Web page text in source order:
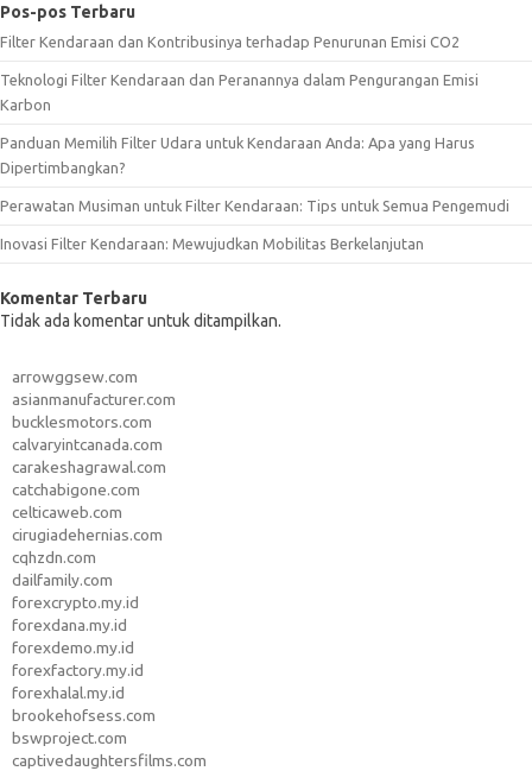
Pos-pos Terbaru
Filter Kendaraan dan Kontribusinya terhadap Penurunan Emisi CO2
Teknologi Filter Kendaraan dan Peranannya dalam Pengurangan Emisi
Karbon
Panduan Memilih Filter Udara untuk Kendaraan Anda: Apa yang Harus
Dipertimbangkan?
Perawatan Musiman untuk Filter Kendaraan: Tips untuk Semua Pengemudi
Inovasi Filter Kendaraan: Mewujudkan Mobilitas Berkelanjutan
Komentar Terbaru
Tidak ada komentar untuk ditampilkan.
arrowggsew.com
asianmanufacturer.com
bucklesmotors.com
calvaryintcanada.com
carakeshagrawal.com
catchabigone.com
celticaweb.com
cirugiadehernias.com
cqhzdn.com
dailfamily.com
forexcrypto.my.id
forexdana.my.id
forexdemo.my.id
forexfactory.my.id
forexhalal.my.id
brookehofsess.com
bswproject.com
captivedaughtersfilms.com